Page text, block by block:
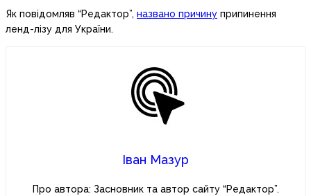
Як повідомляв “Редактор”, названо причину припинення
ленд-лізу для України.
Іван Мазур
Про автора: Засновник та автор сайту “Редактор”.